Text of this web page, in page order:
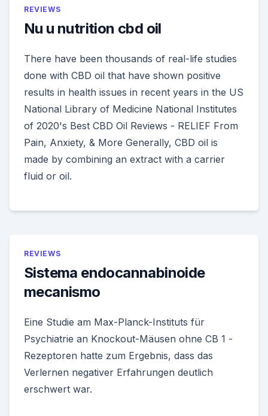
REVIEWS
Nu u nutrition cbd oil
There have been thousands of real-life studies
done with CBD oil that have shown positive
results in health issues in recent years in the US
National Library of Medicine National Institutes
of 2020's Best CBD Oil Reviews - RELIEF From
Pain, Anxiety, & More Generally, CBD oil is
made by combining an extract with a carrier
fluid or oil.
REVIEWS
Sistema endocannabinoide
mecanismo
Eine Studie am Max-Planck-Instituts für
Psychiatrie an Knockout-Mäusen ohne CB 1 -
Rezeptoren hatte zum Ergebnis, dass das
Verlernen negativer Erfahrungen deutlich
erschwert war.